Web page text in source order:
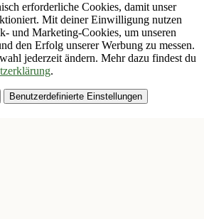
erforderliche Cookies, damit unser
Mit deiner Einwilligung nutzen
und Marketing-Cookies, um unseren
den Erfolg unserer Werbung zu messen.
jederzeit ändern. Mehr dazu findest du
.
Benutzerdefinierte Einstellungen